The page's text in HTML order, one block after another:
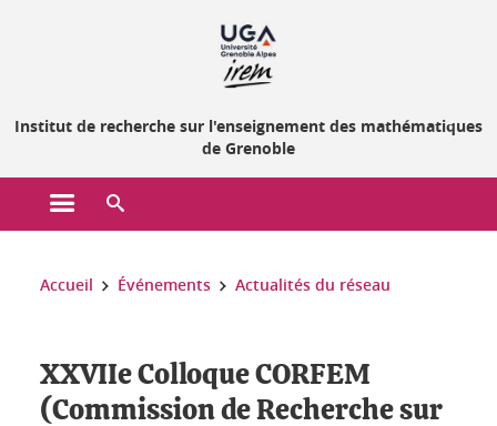
Institut de recherche sur l'enseignement des mathématiques
de Grenoble
Ouvrir le menu principal
Vous êtes ici :
Accueil Événements Actualités du réseau
XXVIIe Colloque CORFEM
(Commission de Recherche sur